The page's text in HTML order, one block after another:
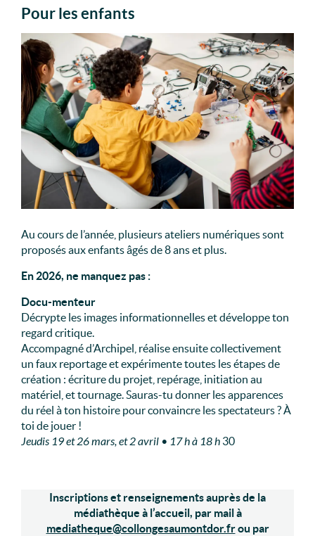
Pour les enfants
Au cours de l’année, plusieurs ateliers numériques sont
proposés aux enfants âgés de 8 ans et plus.
En 2026, ne manquez pas :
Docu-menteur
Décrypte les images informationnelles et développe ton
regard critique.
Accompagné d’Archipel, réalise ensuite collectivement
un faux reportage et expérimente toutes les étapes de
création : écriture du projet, repérage, initiation au
matériel, et tournage. Sauras-tu donner les apparences
du réel à ton histoire pour convaincre les spectateurs ? À
toi de jouer !
Jeudis 19 et 26 mars, et 2 avril • 17 h à 18 h 30
Inscriptions et renseignements auprès de la
médiathèque à l’accueil, par mail à
mediatheque@collongesaumontdor.frou par